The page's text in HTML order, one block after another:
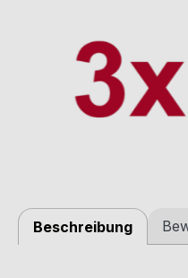
Beschreibung